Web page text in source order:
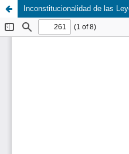
Inconstitucionalidad de las